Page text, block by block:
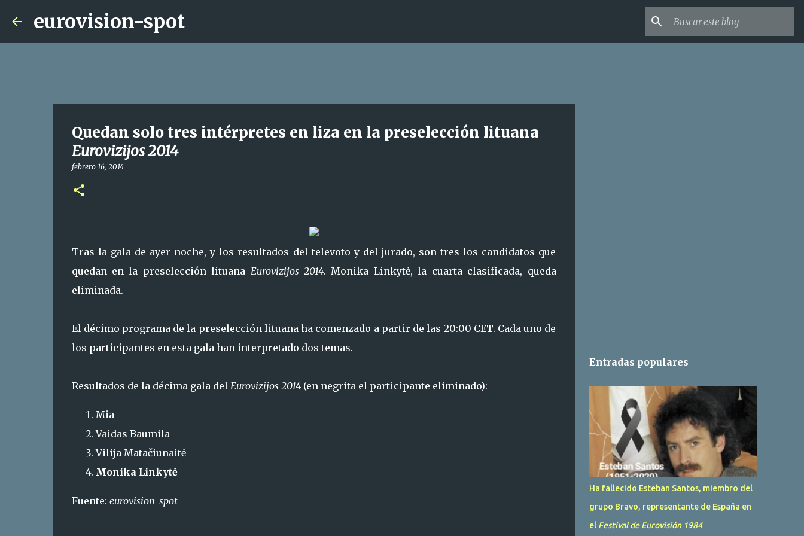
eurovision-spot
Quedan solo tres intérpretes en liza en la preselección lituana
Eurovizijos 2014
febrero 16, 2014
Tras la gala de ayer noche, y los resultados del televoto y del jurado, son tres los candidatos que
quedan en la preselección lituana Eurovizijos 2014. Monika Linkytė, la cuarta clasificada, queda
eliminada.
El décimo programa de la preselección lituana ha comenzado a partir de las 20:00 CET. Cada uno de
los participantes en esta gala han interpretado dos temas.
Resultados de la décima gala del Eurovizijos 2014 (en negrita el participante eliminado):
Mia
Vaidas Baumila
Vilija Matačiūnaitė
Monika Linkytė
Fuente: eurovision-spot
Entradas populares
Ha fallecido Esteban Santos, miembro del
grupo Bravo, representante de España en
el Festival de Eurovisión 1984